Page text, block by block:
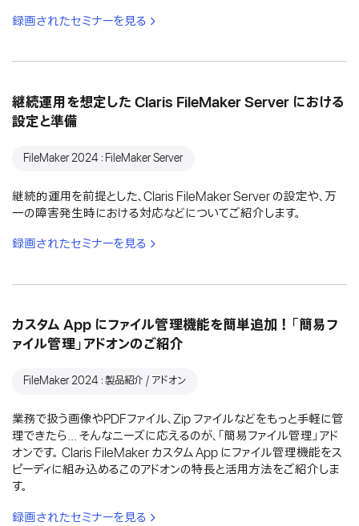
録画されたセミナーを見る
継続運用を想定した Claris FileMaker Server における
設定と準備
FileMaker 2024：FileMaker Server
継続的運用を前提とした、Claris FileMaker Server の設定や、万
一の障害発生時における対応などについてご紹介します。
録画されたセミナーを見る
カスタム App にファイル管理機能を簡単追加！「簡易フ
ァイル管理」アドオンのご紹介
FileMaker 2024：製品紹介 / アドオン
業務で扱う画像やPDFファイル、Zip ファイルなどをもっと手軽に管
理できたら... そんなニーズに応えるのが、「簡易ファイル管理」アド
オンです。 Claris FileMaker カスタム App にファイル管理機能をス
ピーディに組み込めるこのアドオンの特長と活用方法をご紹介しま
す。
録画されたセミナーを見る